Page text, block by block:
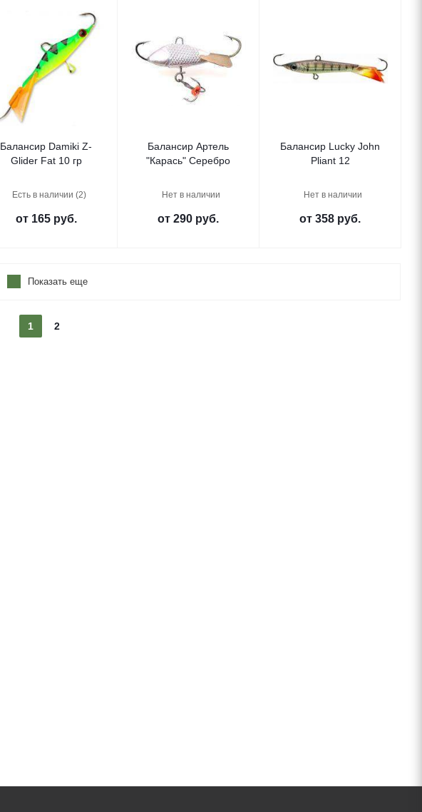
Балансир Damiki Z-
Glider Fat 10 гр
Есть в наличии (2)
от 165 руб.
Балансир Артель
"Карась" Серебро
Нет в наличии
от290 руб.
Балансир Lucky John
Pliant 12
Нет в наличии
от358 руб.
Показать еще
1 2